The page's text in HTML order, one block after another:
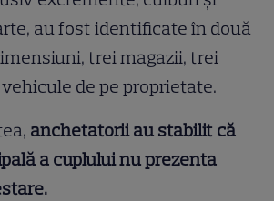
au fost identificate în două
trei magazii, trei
de pe proprietate.
anchetatorii au stabilit că
a cuplului nu prezenta